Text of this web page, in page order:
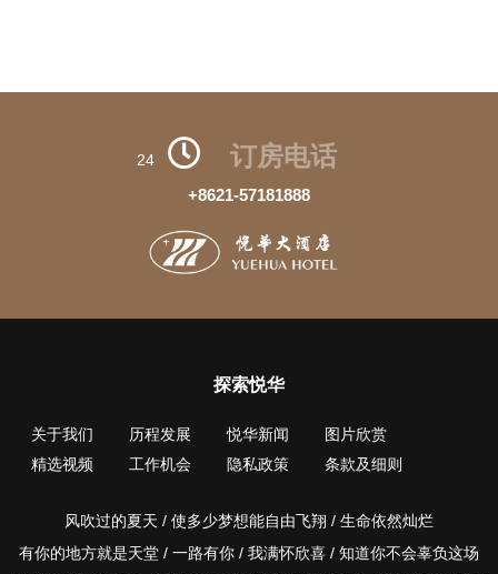
24 订房电话
+8621-57181888
探索悦华
关于我们 历程发展 悦华新闻
图片欣赏
精选视频
工作机会 隐私政策 条款及细则
风吹过的夏天 / 使多少梦想能自由飞翔 / 生命依然灿烂
有你的地方就是天堂 / 一路有你 / 我满怀欣喜 / 知道你不会辜负这场